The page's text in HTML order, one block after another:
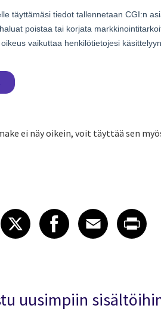
ei näy oikein, voit täyttää sen
article on LinkedIn
LinkedIn
Share article on X
XShare article
Facebook
ShareEmail
uusimpiin